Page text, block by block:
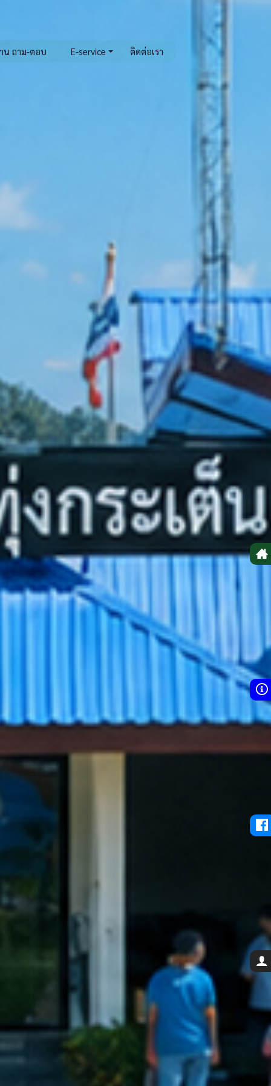
น ถาม-ตอบ E-service ติดต่อเรา